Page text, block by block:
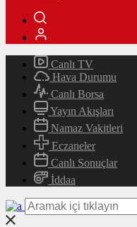
Canlı TV
Hava Durumu
Canlı Borsa
Yayın Akışları
Namaz Vakitleri
Eczaneler
Canlı Sonuçlar
İddaa